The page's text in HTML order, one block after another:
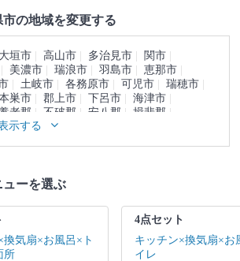
の地域を変更する
大垣市 高山市 多治見市
関市
美濃市 瑞浪市 羽島市
恵那市
土岐市 各務原市 可児市
瑞穂市
巣市 郡上市 下呂市
海津市
養老郡 不破郡 安八郡
揖斐郡
茂郡 可児郡
示する
ューを選ぶ
換気扇×お風呂×ト
所
4点セット
キッチン×換気扇×お
イレ